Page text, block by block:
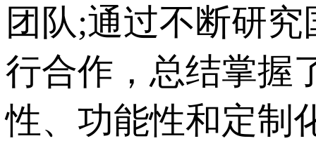
团队;通过不断研究
行合作，总结掌握
性、功能性和